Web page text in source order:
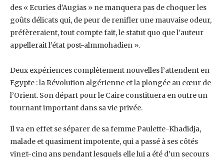
des « Ecuries d’Augias » ne manquera pas de ‎choquer les
goûts délicats qui, de peur de renifler une mauvaise odeur,
préfèreraient, tout ‎compte fait, le statut quo que l’auteur
appellerait l’état post-almmohadien ».
Deux expériences complètement nouvelles l’attendent en
Egypte : la Révolution algérienne et la ‎plongée au cœur de
l’Orient. Son départ pour le Caire constituera en outre un
tournant ‎important dans sa vie privée.
Il va en effet se séparer de sa femme Paulette-Khadidja,
malade ‎et quasiment impotente, qui a passé à ses côtés
vingt-cinq ans pendant lesquels elle lui a été ‎d’un secours